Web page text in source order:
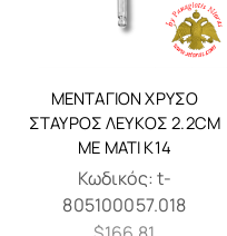
ΜΕΝΤΑΓΙΌΝ ΧΡΥΣΌ
ΣΤΑΥΡΌΣ ΛΕΥΚΌΣ 2.2CM
ΜΕ ΜΆΤΙ K14
Κωδικός:t-
805100057.018